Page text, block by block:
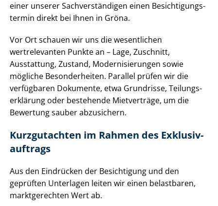
einer unserer Sach­ver­stän­di­gen einen Be­sich­ti­gungs­
ter­min direkt bei Ihnen in Gröna.
Vor Ort schauen wir uns die wesentlichen
wertrelevanten Punkte an – Lage, Zuschnitt,
Ausstattung, Zustand, Mo­der­ni­sie­run­gen sowie
mögliche Besonderheiten. Parallel prüfen wir die
verfügbaren Dokumente, etwa Grundrisse, Tei­lungs­
er­klä­rung oder bestehende Mietverträge, um die
Bewertung sauber abzusichern.
Kurzgutachten im Rahmen des Ex­klu­siv­
auf­trags
Aus den Eindrücken der Besichtigung und den
geprüften Unterlagen leiten wir einen belastbaren,
marktgerechten Wert ab.